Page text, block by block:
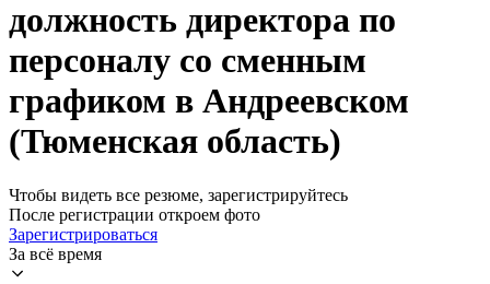
должность директора по
персоналу со сменным
графиком в Андреевском
(Тюменская область)
Чтобы видеть все резюме, зарегистрируйтесь
После регистрации откроем фото
Зарегистрироваться
За всё время